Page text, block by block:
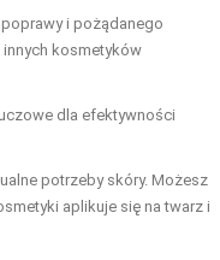
i pożądanego
kosmetyków
dla efektywności
potrzeby skóry. Możesz
aplikuje się na twarz i